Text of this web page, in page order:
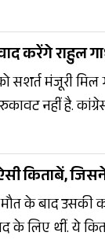
करेंगे राहुल
सशर्त मंजूरी
नहीं है.
किताबें,
के बाद उसकी
मनोविज्ञान